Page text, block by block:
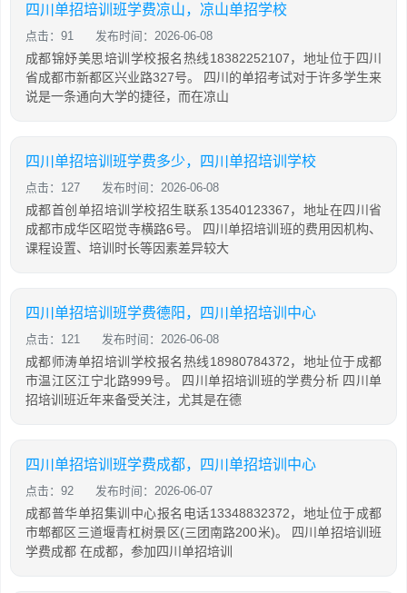
四川单招培训班学费凉山，凉山单招学校
点击：91 发布时间：2026-06-08
成都锦妤美思培训学校报名热线18382252107，地址位于四川
省成都市新都区兴业路327号。 四川的单招考试对于许多学生来
说是一条通向大学的捷径，而在凉山
四川单招培训班学费多少，四川单招培训学校
点击：127 发布时间：2026-06-08
成都首创单招培训学校招生联系13540123367，地址在四川省
成都市成华区昭觉寺横路6号。 四川单招培训班的费用因机构、
课程设置、培训时长等因素差异较大
四川单招培训班学费德阳，四川单招培训中心
点击：121 发布时间：2026-06-08
成都师涛单招培训学校报名热线18980784372，地址位于成都
市温江区江宁北路999号。 四川单招培训班的学费分析 四川单
招培训班近年来备受关注，尤其是在德
四川单招培训班学费成都，四川单招培训中心
点击：92 发布时间：2026-06-07
成都普华单招集训中心报名电话13348832372，地址位于成都
市郫都区三道堰青杠树景区(三团南路200米)。 四川单招培训班
学费成都 在成都，参加四川单招培训